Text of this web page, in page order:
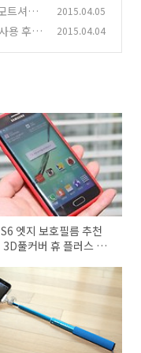
트셔터
2015.04.05
용 후기 2015.04.04
엣지 보호필름 추천
3D풀커버 휴 플러스 케